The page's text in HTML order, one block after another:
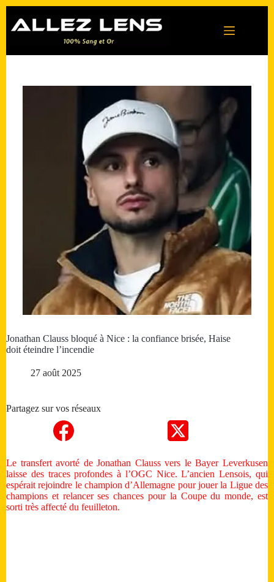
contenu
Jonathan Clauss bloqué à Nice : la confiance brisée, Haise
doit éteindre l’incendie
27 août 2025
Partagez sur vos réseaux
Le transfert avorté de Jonathan Clauss vers le Bayer Leverkusen
laisse des traces profondes à l’OGC Nice. L’ancien Lensois, qui
espérait rejoindre le champion d’Allemagne pour jouer la Ligue des
champions et relancer ses chances pour la Coupe du monde, est
sorti très affecté du feuilleton.